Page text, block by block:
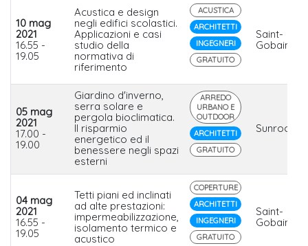
10 mag
2021
16.55 -
19.05
Acustica e design
negli edifici scolastici.
Applicazioni e casi
studio della
normativa di
riferimento
ACUSTICA
ARCHITETTI
INGEGNERI
GRATUITO
Saint-
Gobain
05 mag
2021
17.00 -
19.00
Giardino d'inverno,
serra solare e
pergola bioclimatica.
Il risparmio
energetico ed il
benessere negli spazi
esterni
ARREDO
URBANO E
OUTDOOR
ARCHITETTI
GRATUITO
Sunroom
04 mag
2021
16.55 -
19.05
Tetti piani ed inclinati
ad alte prestazioni:
impermeabilizzazione,
isolamento termico e
acustico
COPERTURE
ARCHITETTI
INGEGNERI
GRATUITO
Saint-
Gobain